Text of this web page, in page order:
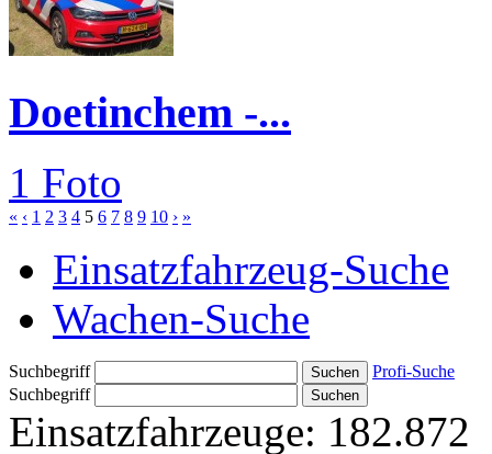
Doetinchem -...
1 Foto
« ‹ 1 2 3 4 5 6 7 8 9 10 › »
Einsatzfahrzeug-Suche
Wachen-Suche
Suchbegriff
Profi-Suche
Suchbegriff
Einsatzfahrzeuge: 182.872